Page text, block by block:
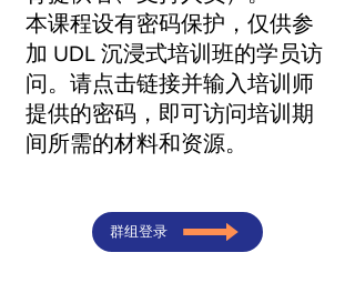
本课程设有密码保护，仅供参
加 UDL 沉浸式培训班的学员访
问。请点击链接并输入培训师
提供的密码，即可访问培训期
间所需的材料和资源。
群组登录